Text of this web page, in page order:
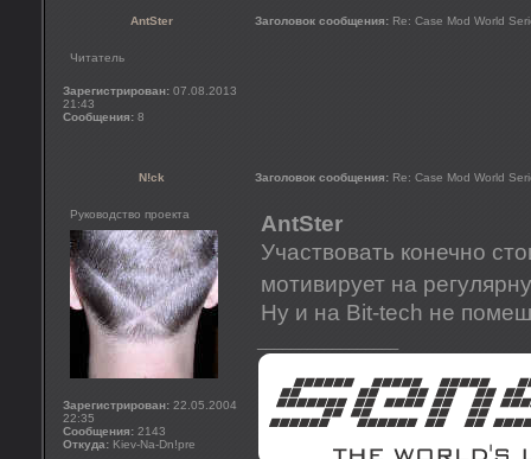
AntSter Заголовок сообщения: Re: Case Mod World
Читатель
Зарегистрирован: 07.08.2013
21:43
Сообщения: 8
N!ck Заголовок сообщения: Re: Case Mod World
Руководство проекта
Зарегистрирован: 22.05.2004
22:35
Сообщения: 2143
Откуда: Kiev-Na-Dn!pre
AntSter
Участвовать конечно
мотивирует на
Ну и на Bit-tech не